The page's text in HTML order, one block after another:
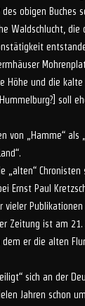
obigen Buches
Waldschlucht,
Höhe und die
soll
von „Hamme“ als
„alten“ Chronisten
Ernst Paul
vieler
Zeitung ist am
er die alten
sich an der
Jahren schon